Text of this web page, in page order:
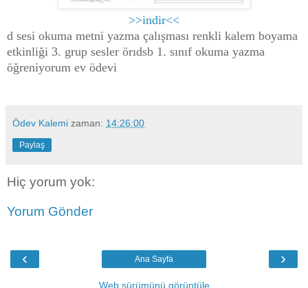
>>indir<<
d sesi okuma metni yazma çalışması renkli kalem boyama
etkinliği 3. grup sesler örıdsb 1. sınıf okuma yazma
öğreniyorum ev ödevi
Ödev Kalemi zaman: 14:26:00
Paylaş
Hiç yorum yok:
Yorum Gönder
‹ ›
Ana Sayfa
Web sürümünü görüntüle